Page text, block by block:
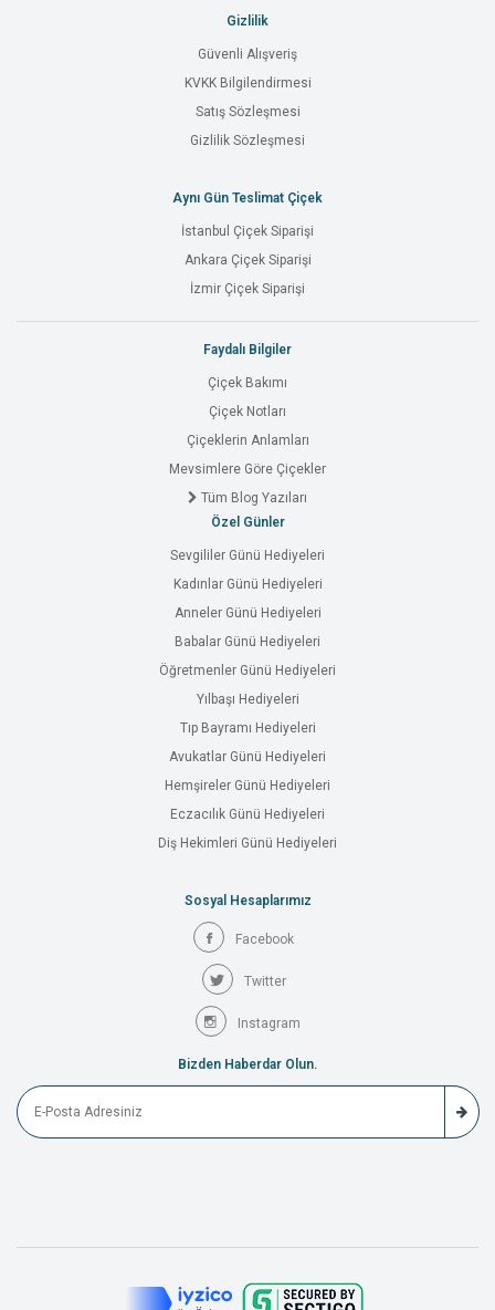
Gizlilik
Güvenli Alışveriş
KVKK Bilgilendirmesi
Satış Sözleşmesi
Gizlilik Sözleşmesi
Aynı Gün Teslimat Çiçek
İstanbul Çiçek Siparişi
Ankara Çiçek Siparişi
İzmir Çiçek Siparişi
Faydalı Bilgiler
Çiçek Bakımı
Çiçek Notları
Çiçeklerin Anlamları
Mevsimlere Göre Çiçekler
Tüm Blog Yazıları
Özel Günler
Sevgililer Günü Hediyeleri
Kadınlar Günü Hediyeleri
Anneler Günü Hediyeleri
Babalar Günü Hediyeleri
Öğretmenler Günü Hediyeleri
Yılbaşı Hediyeleri
Tıp Bayramı Hediyeleri
Avukatlar Günü Hediyeleri
Hemşireler Günü Hediyeleri
Eczacılık Günü Hediyeleri
Diş Hekimleri Günü Hediyeleri
Sosyal Hesaplarımız
Facebook
Twitter
Instagram
Bizden Haberdar Olun.